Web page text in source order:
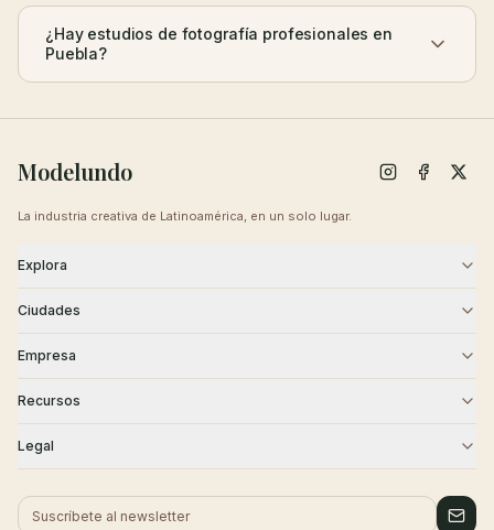
¿Hay estudios de fotografía profesionales en
Puebla?
Modelundo
La industria creativa de Latinoamérica, en un solo lugar.
Explora
Castings Creativos
Ciudades
Monterrey Puebla
Tijuana
Empresa
Contacto Carreras
Recursos
Historias de Éxito Centro de Ayuda
Legal
Cookies